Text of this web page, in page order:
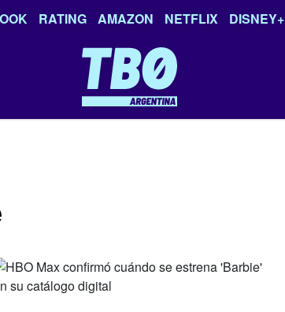
RATING AMAZON NETFLIX DISNEY+